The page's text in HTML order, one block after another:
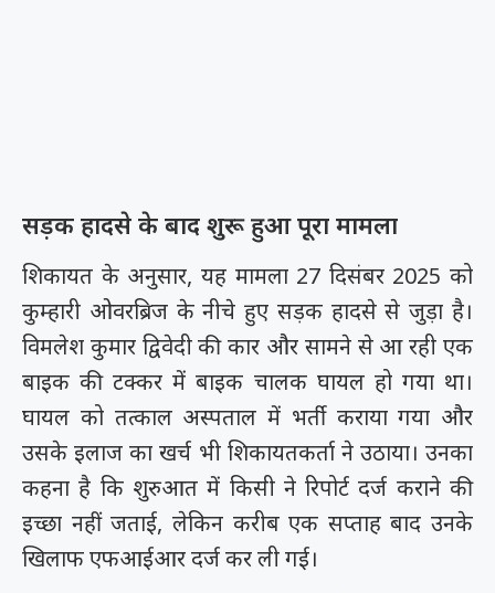
सड़क हादसे के बाद शुरू हुआ पूरा मामला
शिकायत के अनुसार, यह मामला 27 दिसंबर 2025 को
कुम्हारी ओवरब्रिज के नीचे हुए सड़क हादसे से जुड़ा है।
विमलेश कुमार द्विवेदी की कार और सामने से आ रही एक
बाइक की टक्कर में बाइक चालक घायल हो गया था।
घायल को तत्काल अस्पताल में भर्ती कराया गया और
उसके इलाज का खर्च भी शिकायतकर्ता ने उठाया। उनका
कहना है कि शुरुआत में किसी ने रिपोर्ट दर्ज कराने की
इच्छा नहीं जताई, लेकिन करीब एक सप्ताह बाद उनके
खिलाफ एफआईआर दर्ज कर ली गई।